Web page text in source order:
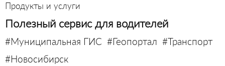
Продукты и услуги
Полезный сервис для водителей
#Муниципальная ГИС #Геопортал #Транспорт
#Новосибирск